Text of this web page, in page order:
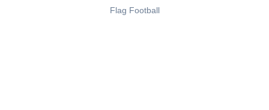
Flag Football